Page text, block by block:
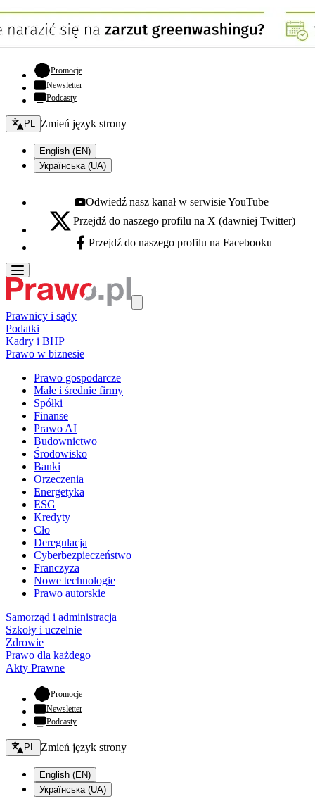
Promocje- otwiera się w nowej karcie
Newsletter
Podcasty
Zmień język - bieżący:
PL Zmień język strony
English (EN)
Українська (UA)
Youtube - otwiera się w nowej karcie
Odwiedź nasz kanał w serwisie YouTube
X - otwiera się w nowej karcie
Przejdź do naszego profilu na X (dawniej Twitter)
Facebook - otwiera się w nowej karcie
Przejdź do naszego profilu na Facebooku
Prawnicy i sądy
Podatki
Kadry i BHP
Prawo w biznesie
Prawo gospodarcze
Małe i średnie firmy
Spółki
Finanse
Prawo AI
Budownictwo
Środowisko
Banki
Orzeczenia
Energetyka
ESG
Kredyty
Cło
Deregulacja
Cyberbezpieczeństwo
Franczyza
Nowe technologie
Prawo autorskie
Samorząd i administracja
Szkoły i uczelnie
Zdrowie
Prawo dla każdego
Akty Prawne
Promocje- otwiera się w nowej karcie
Newsletter
Podcasty
Zmień język - bieżący:
PL Zmień język strony
English (EN)
Українська (UA)